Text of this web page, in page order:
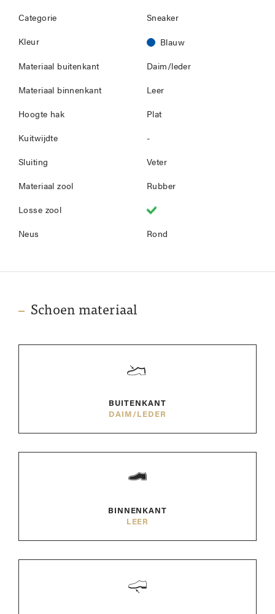
Categorie Sneaker
Kleur Blauw
Materiaal buitenkant Daim/leder
Materiaal binnenkant Leer
Hoogte hak Plat
Kuitwijdte -
Sluiting Veter
Materiaal zool Rubber
Losse zool
Neus Rond
Schoen materiaal
BUITENKANT
DAIM/LEDER
BINNENKANT
LEER